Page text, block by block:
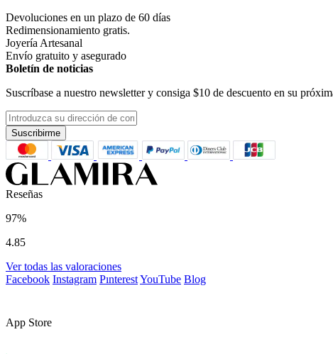
Devoluciones en un plazo de 60 días
Redimensionamiento gratis.
Joyería Artesanal
Envío gratuito y asegurado
Boletín de noticias
Suscríbase a nuestro newsletter y consiga $10 de descuento en su
Suscribirme
Reseñas
97%
4.85
Ver todas las valoraciones
Facebook Instagram PınterestYouTube Blog
App Store